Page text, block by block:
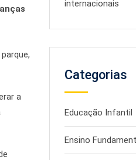
a
internacionais
Categorias
Educação Infantil
Ensino